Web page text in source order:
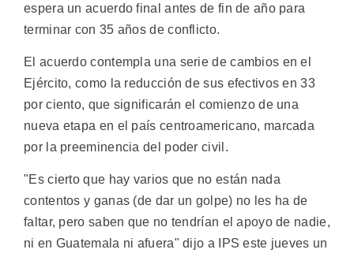
espera un acuerdo final antes de fin de año para
terminar con 35 años de conflicto.
El acuerdo contempla una serie de cambios en el
Ejército, como la reducción de sus efectivos en 33
por ciento, que significarán el comienzo de una
nueva etapa en el país centroamericano, marcada
por la preeminencia del poder civil.
"Es cierto que hay varios que no están nada
contentos y ganas (de dar un golpe) no les ha de
faltar, pero saben que no tendrían el apoyo de nadie,
ni en Guatemala ni afuera" dijo a IPS este jueves un